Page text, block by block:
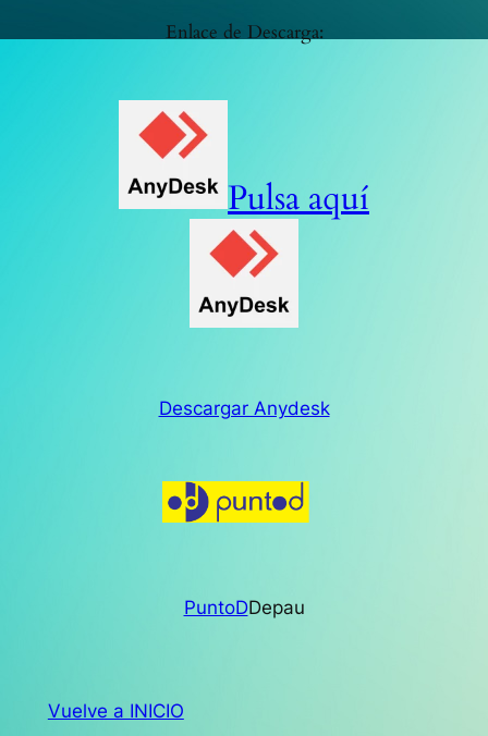
Enlace de Descarga:
Pulsa aquí
Descargar Anydesk
PuntoDDepau
Vuelve a INICIO